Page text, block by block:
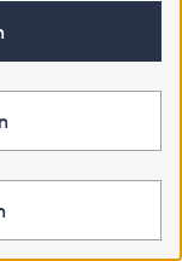
Taschen Raffung